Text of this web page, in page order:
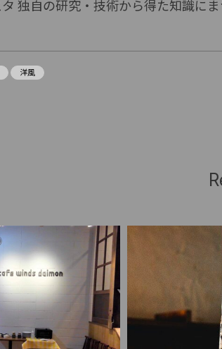
独自の研究・技術から得た知識に
洋風